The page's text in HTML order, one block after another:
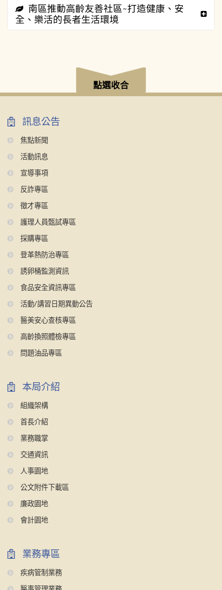
南區推動高齡友善社區~打造健康、安
全、樂活的長者生活環境
點選收合
訊息公告
焦點新聞
活動訊息
宣導事項
反詐專區
徵才專區
護理人員甄試專區
採購專區
登革熱防治專區
誘卵桶監測資訊
食品安全資訊專區
活動/講習日期異動公告
醫美安心查核專區
高齡換照體檢專區
問題油品專區
本局介紹
組織架構
首長介紹
業務職掌
交通資訊
人事園地
公文附件下載區
廉政園地
會計園地
業務專區
疾病管制業務